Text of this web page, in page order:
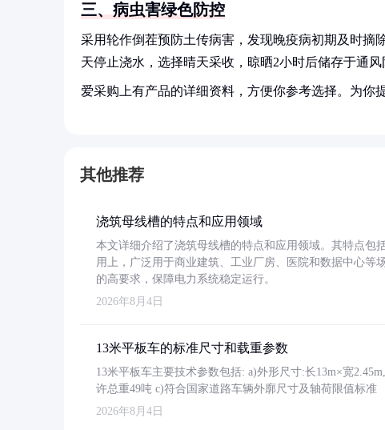
三、病虫害绿色防控
采用轮作倒茬预防土传病害，发现晚疫病初期及时摘
天停止浇水，选择晴天采收，晾晒2小时后储存于通风
爱采购上有产品的详细资料，方便你参考选择。为你
其他推荐
浇筑母线槽的特点和应用领域
本文详细介绍了浇筑母线槽的特点和应用领域。其特点包
用上，广泛用于商业建筑、工业厂房、医院和数据中心等
的高要求，保障电力系统稳定运行。
2026年8月4日
13米平板车的标准尺寸和载重参数
13米平板车主要技术参数包括: a)外形尺寸:长13m×宽
许总重49吨 c)符合国家道路车辆外廓尺寸及轴荷限值标准
2026年8月4日